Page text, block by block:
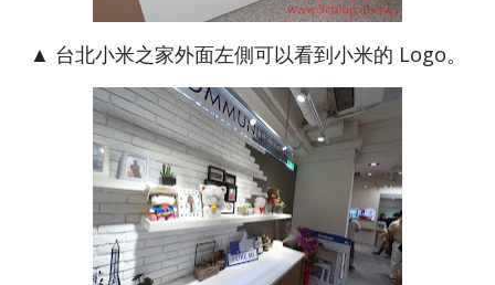
▲ 台北小米之家外面左側可以看到小米的 Logo。